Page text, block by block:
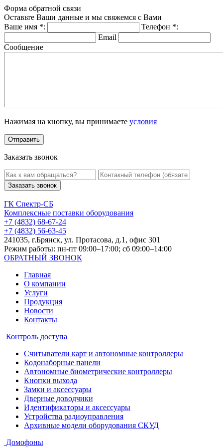
Форма обратной связи
Оставьте Ваши данные и мы свяжемся с Вами
Ваше имя *: Телефон *:
Email
Сообщение
Нажимая на кнопку, вы принимаете условия
Заказать звонок
Заказать звонок
ГК Спектр-СБ
Комплексные поставки оборудования
+7 (4832) 68-67-24
+7 (4832) 56-63-45
241035, г.Брянск, ул. Протасова, д.1, офис 301
Режим работы: пн-пт 09:00–17:00; сб 09:00–14:00
ОБРАТНЫЙ ЗВОНОК
Главная
О компании
Услуги
Продукция
Новости
Контакты
Контроль доступа
Считыватели карт и автономные контроллеры
Кодонаборные панели
Автономные биометрические контроллеры
Кнопки выхода
Замки и аксессуары
Дверные доводчики
Идентификаторы и аксессуары
Устройства радиоуправления
Архивные модели оборудования СКУД
Домофоны